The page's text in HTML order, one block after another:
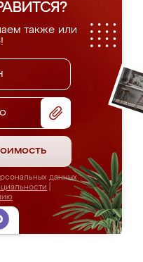
также или
данных